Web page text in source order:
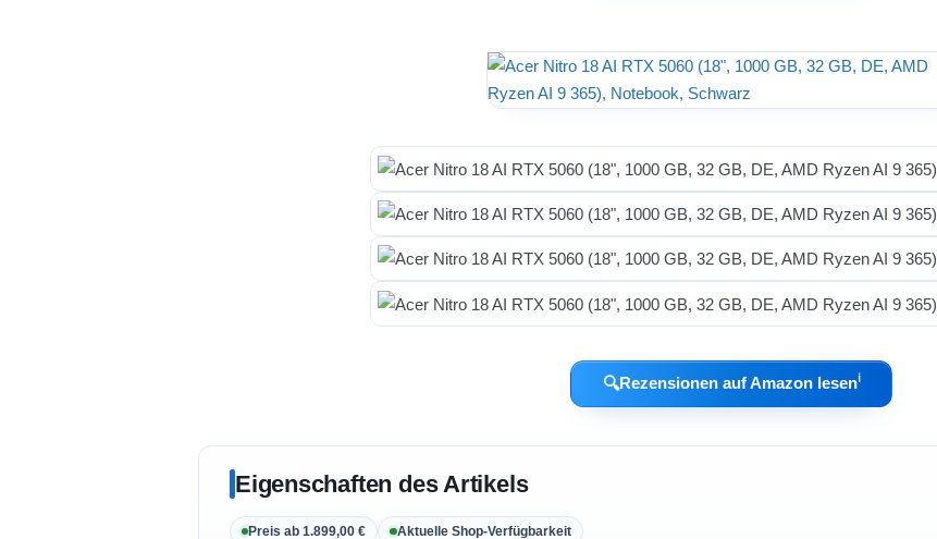
🔍Rezensionen auf Amazon lesenℹ︎
Eigenschaften des Artikels
Preis ab 1.899,00 € Aktuelle Shop-Verfügbarkeit